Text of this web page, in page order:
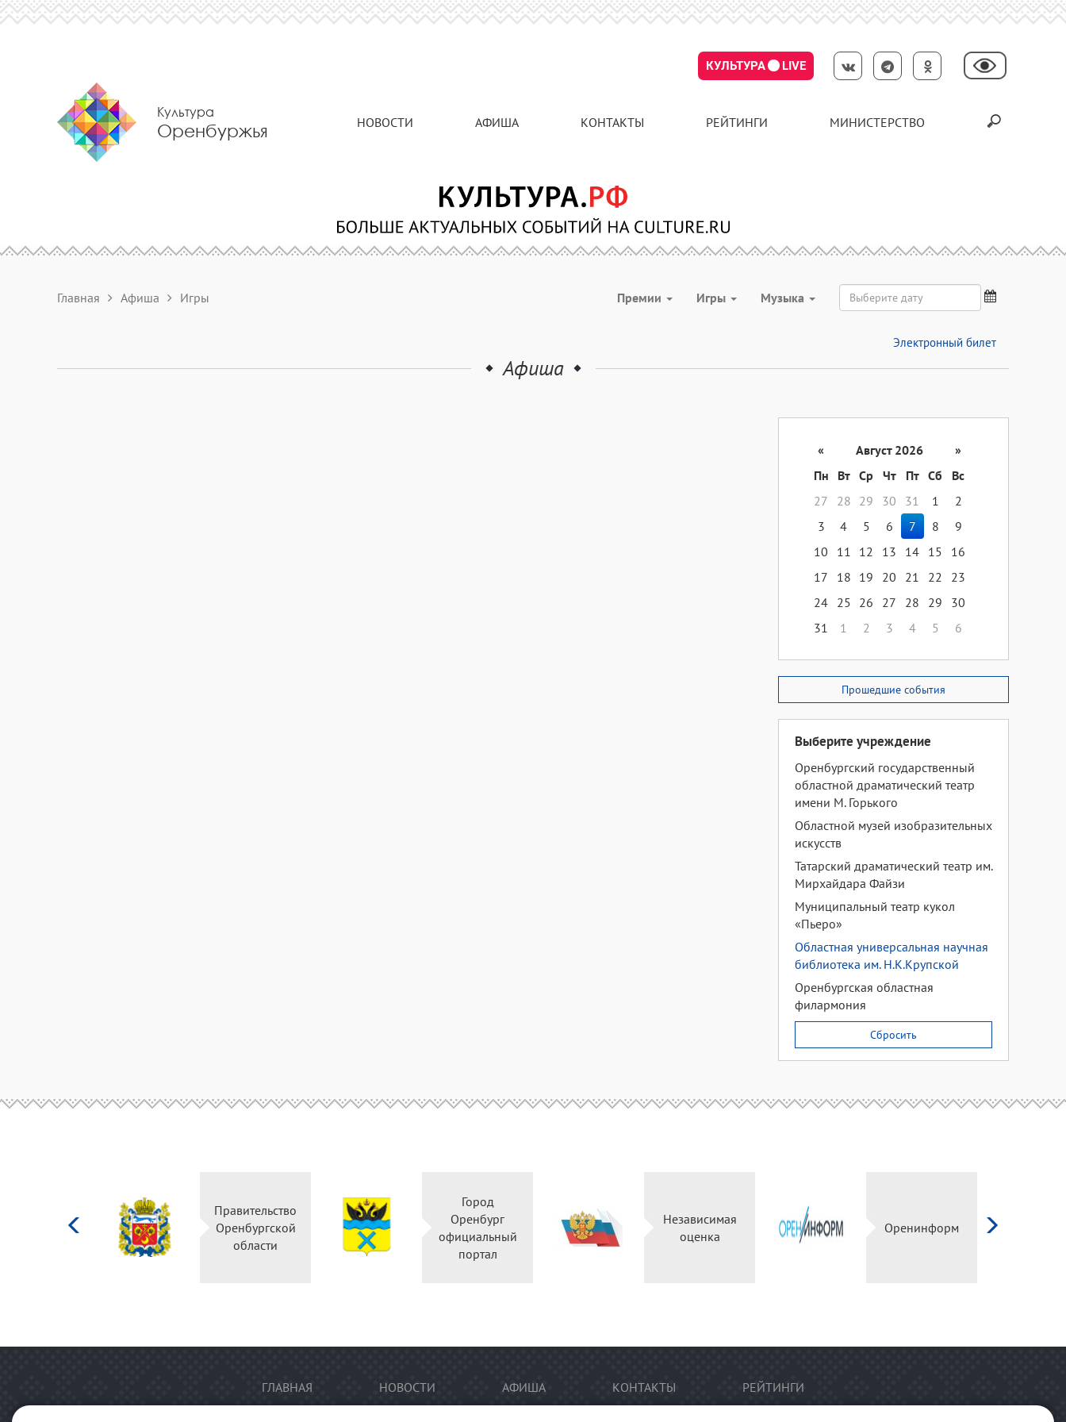
КУЛЬТУРА LIVE
Культура
Оренбуржья НОВОСТИ АФИША КОНТАКТЫ РЕЙТИНГИ МИНИСТЕРСТВО
Главная Афиша Игры Премии Игры Музыка
Электронный билет
Афиша
« Август 2026
»
Пн
Вт Ср Чт Пт Сб
Вс
27
28 29 30 31 1
2
3
4 5 6 7 8
9
10
11 12 13 14 15
16
17
18 19 20 21 22
23
24 25 26 27 28 29
30
31
1 2 3 4 5 6
Прошедшие события
Выберите учреждение
Оренбургский государственный
областной драматический театр
имени М. Горького
Областной музей изобразительных
искусств
Татарский драматический театр им.
Мирхайдара Файзи
Муниципальный театр кукол
«Пьеро»
Областная универсальная научная
библиотека им. Н.К.Крупской
Оренбургская областная
филармония
Сбросить
Правительство
Оренбургской
области
Город
Оренбург
официальный
портал
Независимая
оценка
Оренинформ
ГЛАВНАЯ НОВОСТИ АФИША КОНТАКТЫ РЕЙТИНГИ